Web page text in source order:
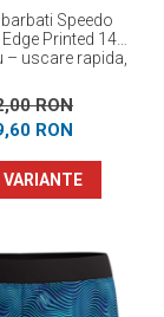
Speedo
Printed 14
uscare rapida,
RON
RON